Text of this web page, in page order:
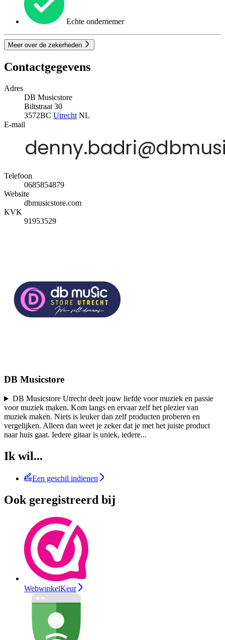
Echte ondernemer
Meer over de zekerheden
Contactgegevens
Adres
DB Musicstore
Biltstraat 30
3572BC Utrecht NL
E-mail
Telefoon
0685854879
Website
dbmusicstore.com
KVK
91953529
DB Musicstore
DB Musicstore Utrecht deelt jouw liefde voor muziek en passie
voor muziek maken. Kom langs en ervaar zelf het plezier van
muziek maken. Niets is leuker dan zelf producten proberen en
vergelijken. Alleen dan weet je zeker dat je met het juiste product
naar huis gaat. Iedere gitaar is uniek, iedere...
Ik wil...
Een geschil indienen
Ook geregistreerd bij
WebwinkelKeur